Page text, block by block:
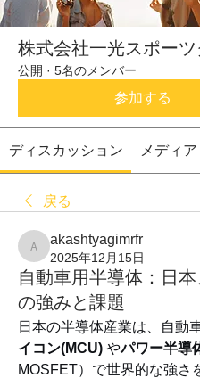
株式会社一光スポー
公開 · 5名のメンバー
参加する
ディスカッション メディア
戻る
akashtyagimrfr
akashtyagimrfr
2025年12月15日
自動車用半導体：日
の強みと課題
日本の半導体産業は、自動
イコン(MCU) やパワー半導
MOSFET）で世界的な強さ